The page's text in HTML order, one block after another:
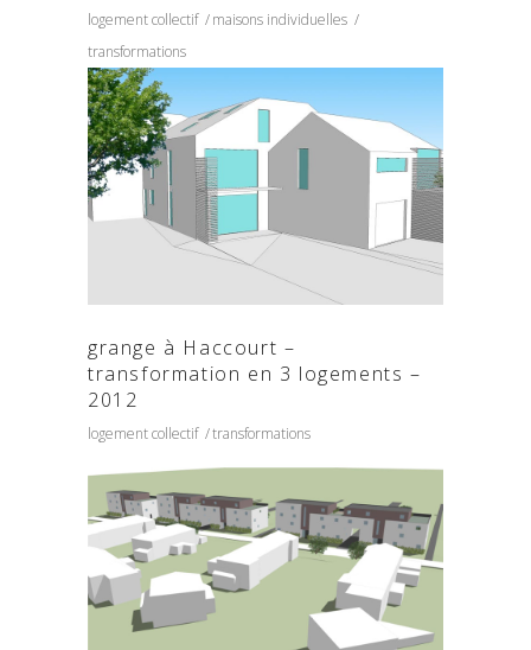
logement collectif
maisons individuelles
transformations
grange à Haccourt –
transformation en 3 logements –
2012
logement collectif transformations